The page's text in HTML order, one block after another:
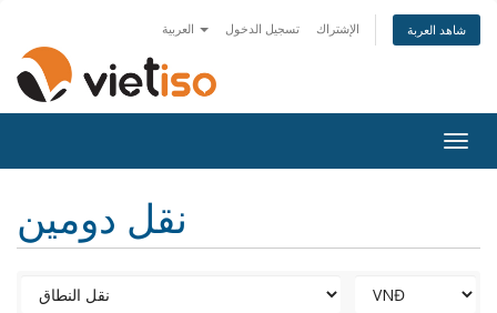
تسجيل الدخول الإشتراك شاهد العربة
نقل دومين